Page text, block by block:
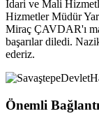
İdari ve Mali
Hizmetler Müdür
Miraç ÇAVDAR'ı
başarılar diledi.
ederiz.
Önemli